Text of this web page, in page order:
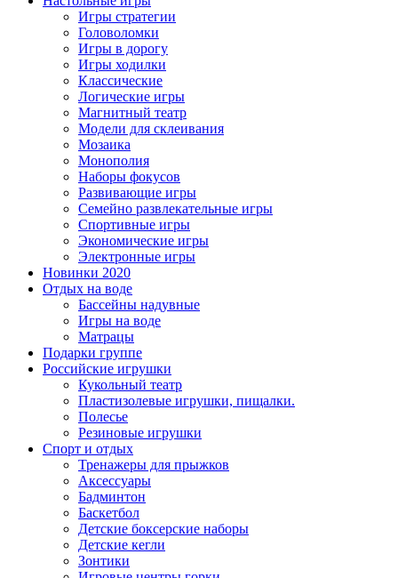
Игры стратегии
Головоломки
Игры в дорогу
Игры ходилки
Классические
Логические игры
Магнитный театр
Модели для склеивания
Мозаика
Монополия
Наборы фокусов
Развивающие игры
Семейно развлекательные игры
Спортивные игры
Экономические игры
Электронные игры
Новинки 2020
Отдых на воде
Бассейны надувные
Игры на воде
Матрацы
Подарки группе
Российские игрушки
Кукольный театр
Пластизолевые игрушки, пищалки.
Полесье
Резиновые игрушки
Спорт и отдых
Тренажеры для прыжков
Аксессуары
Бадминтон
Баскетбол
Детские боксерские наборы
Детские кегли
Зонтики